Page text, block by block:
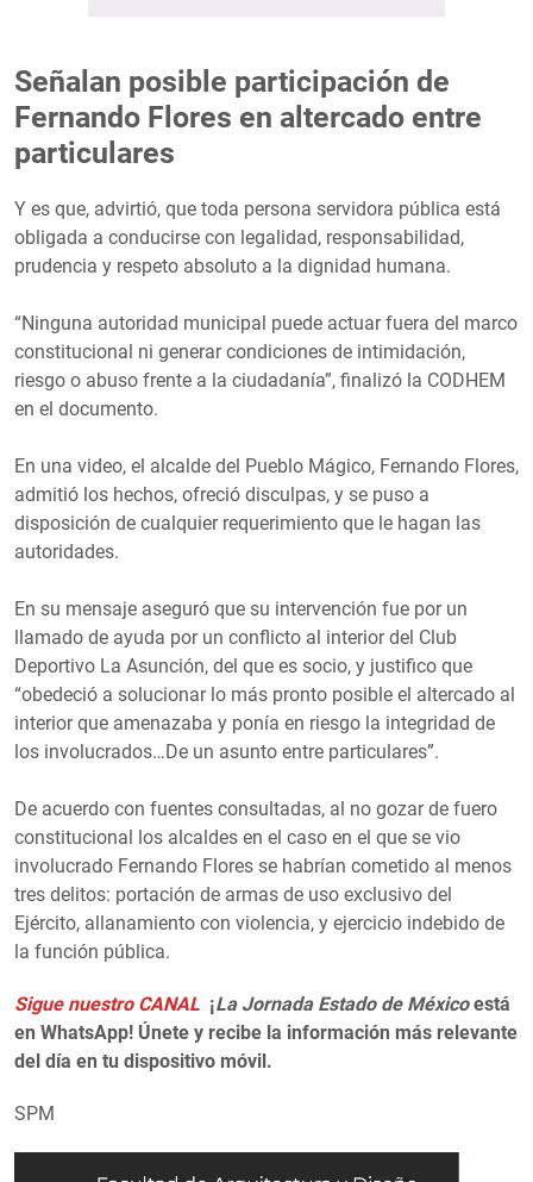
Señalan posible participación de
Fernando Flores en altercado entre
particulares
Y es que, advirtió, que toda persona servidora pública está
obligada a conducirse con legalidad, responsabilidad,
prudencia y respeto absoluto a la dignidad humana.
“Ninguna autoridad municipal puede actuar fuera del marco
constitucional ni generar condiciones de intimidación,
riesgo o abuso frente a la ciudadanía”, finalizó la CODHEM
en el documento.
En una video, el alcalde del Pueblo Mágico, Fernando Flores,
admitió los hechos, ofreció disculpas, y se puso a
disposición de cualquier requerimiento que le hagan las
autoridades.
En su mensaje aseguró que su intervención fue por un
llamado de ayuda por un conflicto al interior del Club
Deportivo La Asunción, del que es socio, y justifico que
“obedeció a solucionar lo más pronto posible el altercado al
interior que amenazaba y ponía en riesgo la integridad de
los involucrados…De un asunto entre particulares”.
De acuerdo con fuentes consultadas, al no gozar de fuero
constitucional los alcaldes en el caso en el que se vio
involucrado Fernando Flores se habrían cometido al menos
tres delitos: portación de armas de uso exclusivo del
Ejército, allanamiento con violencia, y ejercicio indebido de
la función pública.
Sigue nuestro CANAL ¡La Jornada Estado de Méxicoestá
en WhatsApp! Únete y recibe la información más relevante
del día en tu dispositivo móvil.
SPM